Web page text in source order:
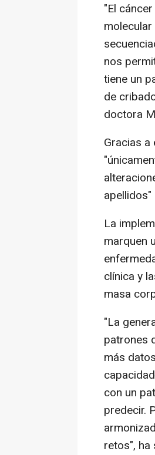
"El
nos
tiene un
de
doctora
Gracias
La
marquen
clínica y
masa
"La
patrones
más
con un
predecir.
retos", ha